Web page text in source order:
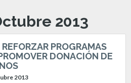
2013
PROGRAMAS
DONACIÓN DE
2013